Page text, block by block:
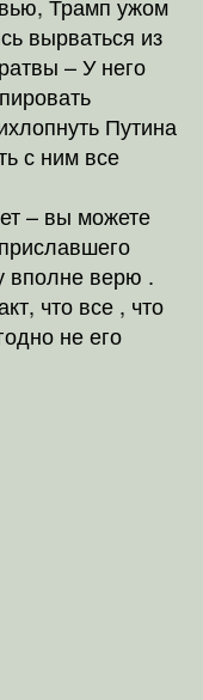
вырваться из
– У него
Путина
с ним все
– вы можете
вполне верю .
что все , что
не его